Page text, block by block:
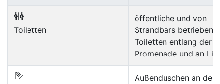
Toiletten
öffentliche und von
Strandbars betriebene
Toiletten entlang der
Promenade und an
Außenduschen an den